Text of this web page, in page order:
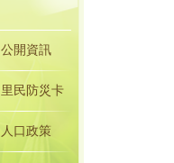
公開資訊
里民防災卡
人口政策